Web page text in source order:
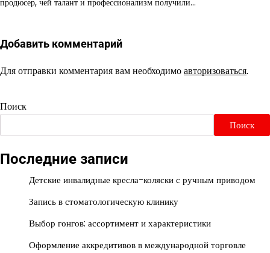
Добавить комментарий
Для отправки комментария вам необходимоавторизоваться.
Поиск
Поиск
Последние записи
Детские инвалидные кресла-коляски с ручным приводом
Запись в стоматологическую клинику
Выбор гонгов: ассортимент и характеристики
Оформление аккредитивов в международной торговле